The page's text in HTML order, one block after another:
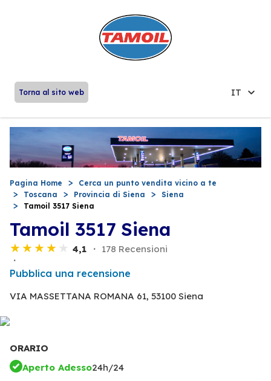
Torna al sito web IT
Pagina Home
Cerca un punto vendita vicino a te
Toscana
Provincia di Siena
Siena
Tamoil 3517 Siena
Tamoil 3517 Siena
4,1 178 Recensioni
Pubblica una recensione
VIA MASSETTANA ROMANA 61, 53100 Siena
ORARIO
Aperto Adesso24h/24